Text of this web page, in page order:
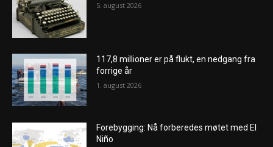
5. august 2026
117,8 millioner er på flukt, en nedgang fra
forrige år
1. august 2026
Forebygging: Nå forberedes møtet med El
Niño